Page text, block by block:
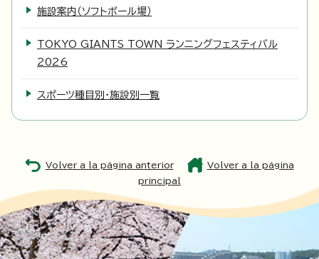
施設案内（ソフトボール場）
TOKYO GIANTS TOWN ランニングフェスティバル
2026
スポーツ種目別・施設別一覧
Volver a la página anterior
Volver a la página
principal